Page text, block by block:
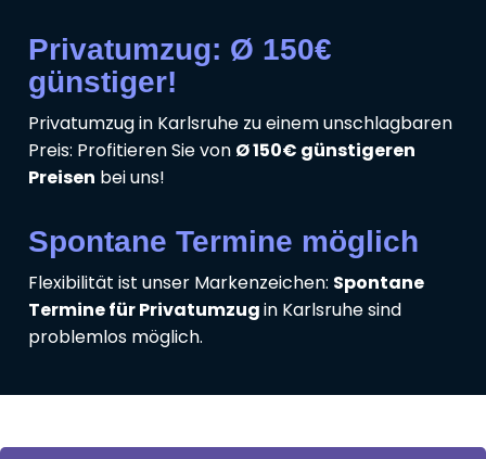
Privatumzug: Ø 150€
günstiger!
Privatumzug in Karlsruhe zu einem unschlagbaren
Preis: Profitieren Sie von Ø 150€ günstigeren
Preisen bei uns!
Spontane Termine möglich
Flexibilität ist unser Markenzeichen: Spontane
Termine für Privatumzugin Karlsruhe sind
problemlos möglich.